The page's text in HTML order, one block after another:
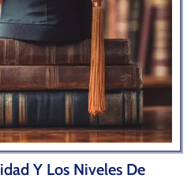
Y Los Niveles De